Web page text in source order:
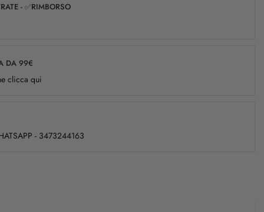
- ✅RIMBORSO
DA 99€
clicca qui
- 3473244163